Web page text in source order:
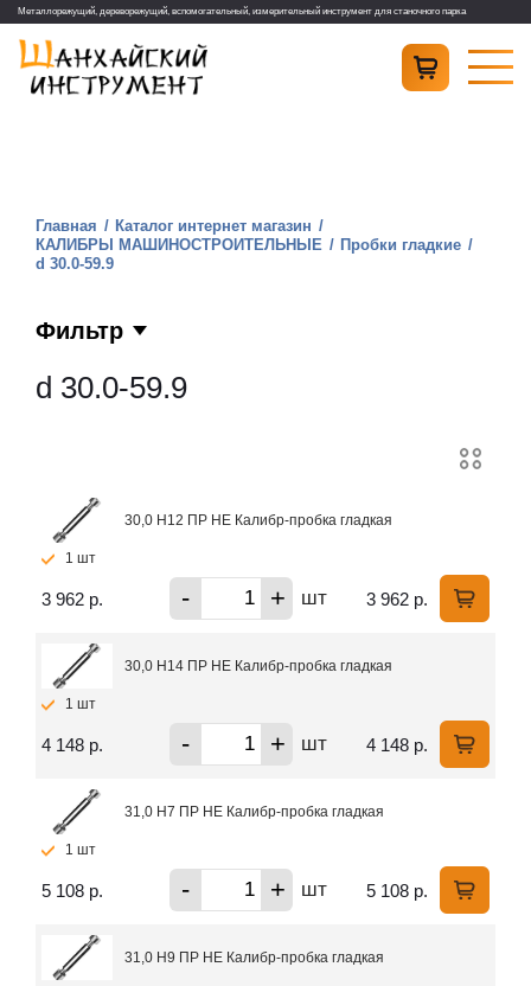
Металлорежущий, дереворежущий, вспомогательный, измерительный инструмент для станочного парка
Главная
Каталог интернет магазин
КАЛИБРЫ МАШИНОСТРОИТЕЛЬНЫЕ
Пробки гладкие
d 30.0-59.9
Фильтр
d 30.0-59.9
30,0 H12 ПР НЕ Калибр-пробка гладкая
1 шт
3 962 р. - + шт 3 962 р.
30,0 H14 ПР НЕ Калибр-пробка гладкая
1 шт
4 148 р. - + шт 4 148 р.
31,0 H7 ПР НЕ Калибр-пробка гладкая
1 шт
5 108 р. - + шт 5 108 р.
31,0 H9 ПР НЕ Калибр-пробка гладкая